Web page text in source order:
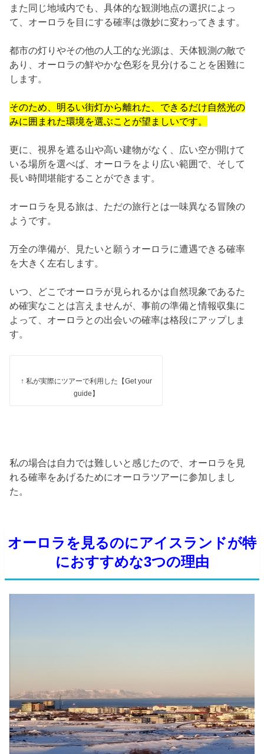
また同じ地域内でも、具体的な観測地点の選択によっ
て、 オーロラを目にする確率は微妙に変わってきます。
都市の灯りやその他の人工的な光源は、天体観測の敵で
あり、 オーロラの鮮やかな色彩を見分けることを困難に
します。
そのため、明るい街灯から離れた、 できるだけ自然光の
みに囲まれた環境を選ぶことが望ましいです。
更に、視界を遮る山や高い建物がなく、 広い空が開けて
いる場所を選べば、オーロラをより広い範囲で、 そして
長い時間堪能することができます。
オーロラを見る旅は、ただの旅行とは一味異なる冒険の
ようです。
万全の準備が、
見たいと願うオーロラに遭遇できる確率
を大きく左右します。
いつ、 どこでオーロラが見られるかは自然現象であるた
め確実なことは言えませんが、事前の準備と情報収集に
よって、 オーロラとの出会いの確率は格段にアップしま
す。
↑ 私が実際にツアーで利用した【Get your
guide】
私の場合は自力では難しいと感じたので、オーロラを見
れる確率をあげるためにオーロラツアーに参加しまし
た。
オーロラを見るのにアイスランドが特
におすすめな3つの理由